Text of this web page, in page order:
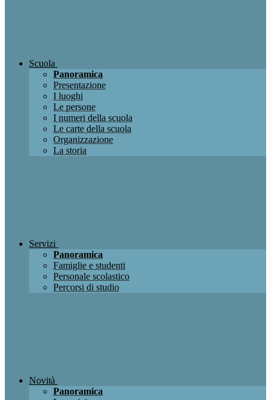
Scuola
Panoramica
Presentazione
I luoghi
Le persone
I numeri della scuola
Le carte della scuola
Organizzazione
La storia
Servizi
Panoramica
Famiglie e studenti
Personale scolastico
Percorsi di studio
Novità
Panoramica